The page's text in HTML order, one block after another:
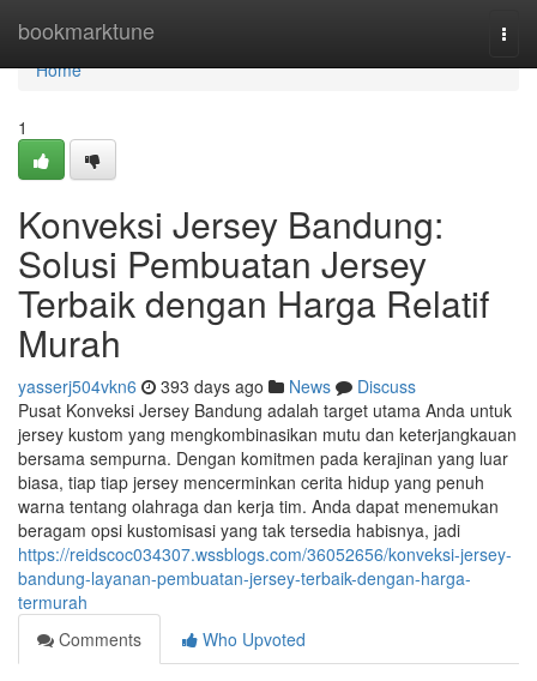
bookmarktune
Home
Home
1
Konveksi Jersey Bandung:
Solusi Pembuatan Jersey
Terbaik dengan Harga Relatif
Murah
yasserj504vkn6 393 days ago News
Discuss
Pusat Konveksi Jersey Bandung adalah target utama Anda untuk
jersey kustom yang mengkombinasikan mutu dan keterjangkauan
bersama sempurna. Dengan komitmen pada kerajinan yang luar
biasa, tiap tiap jersey mencerminkan cerita hidup yang penuh
warna tentang olahraga dan kerja tim. Anda dapat menemukan
beragam opsi kustomisasi yang tak tersedia habisnya, jadi
https://reidscoc034307.wssblogs.com/36052656/konveksi-jersey-
bandung-layanan-pembuatan-jersey-terbaik-dengan-harga-
termurah
Comments
Who Upvoted